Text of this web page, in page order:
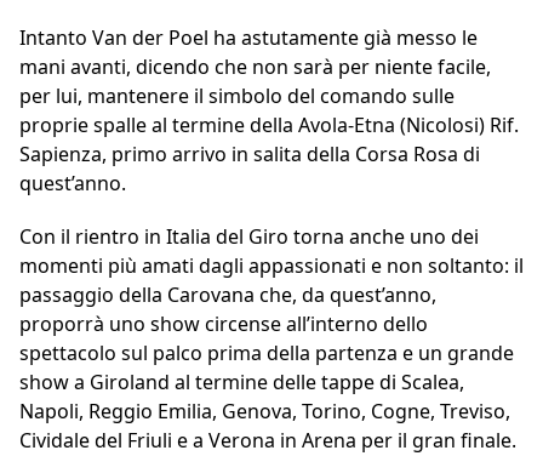
Intanto Van der Poel ha astutamente già messo le
mani avanti, dicendo che non sarà per niente facile,
per lui, mantenere il simbolo del comando sulle
proprie spalle al termine della Avola-Etna (Nicolosi) Rif.
Sapienza, primo arrivo in salita della Corsa Rosa di
quest’anno.
Con il rientro in Italia del Giro torna anche uno dei
momenti più amati dagli appassionati e non soltanto: il
passaggio della Carovana che, da quest’anno,
proporrà uno show circense all’interno dello
spettacolo sul palco prima della partenza e un grande
show a Giroland al termine delle tappe di Scalea,
Napoli, Reggio Emilia, Genova, Torino, Cogne, Treviso,
Cividale del Friuli e a Verona in Arena per il gran finale.